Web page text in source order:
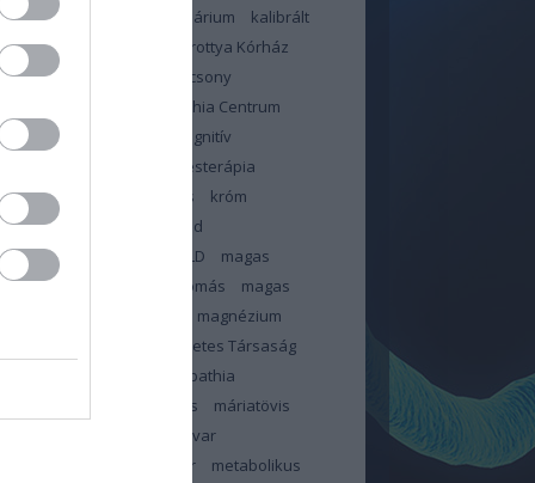
június kalendárium
kalibrált
kálium
Kanizsai Dorottya Kórház
orvossal
karácsony
Kelet-pesti Neuropathia Centrum
klór
kognitív
kognitív viselkedésterápia
kolin koronavírus
króm
lelki állóképesség
lipid
MAFLD
magas
magas vérnyomás
magas
magnézium
Magyar Diabetes Társaság
makulopathia
március
máriatövis
memóriazavar
merevedési zavar
metabolikus